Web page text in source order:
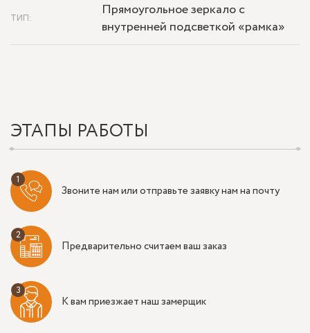
ТИП:
Прямоугольное зеркало с
внутренней подсветкой «рамка»
ЭТАПЫ РАБОТЫ
Звоните нам или отправьте заявку нам на почту
Предварительно считаем ваш заказ
К вам приезжает наш замерщик